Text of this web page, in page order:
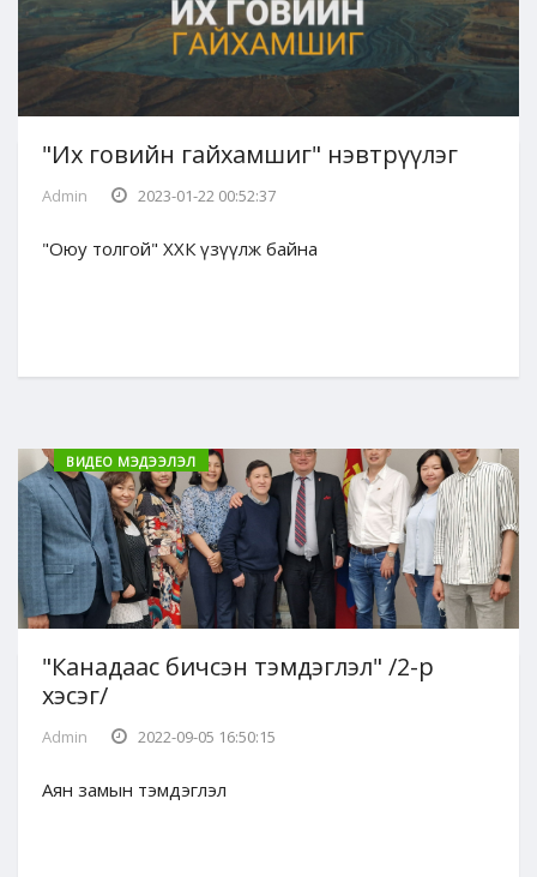
"Их говийн гайхамшиг" нэвтрүүлэг
Admin 2023-01-22 00:52:37
"Оюу толгой" ХХК үзүүлж байна
ВИДЕО МЭДЭЭЛЭЛ
"Канадаас бичсэн тэмдэглэл" /2-р
хэсэг/
Admin 2022-09-05 16:50:15
Аян замын тэмдэглэл